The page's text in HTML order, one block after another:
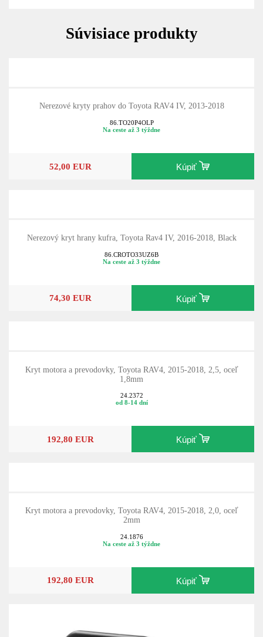
Súvisiace produkty
Nerezové kryty prahov do Toyota RAV4 IV, 2013-2018
86.TO20P4OLP
Na ceste až 3 týždne
52,00 EUR Kúpiť
Nerezový kryt hrany kufra, Toyota Rav4 IV, 2016-2018, Black
86.CROTO33UZ6B
Na ceste až 3 týždne
74,30 EUR Kúpiť
Kryt motora a prevodovky, Toyota RAV4, 2015-2018, 2,5, oceľ
1,8mm
24.2372
od 8-14 dní
192,80 EUR Kúpiť
Kryt motora a prevodovky, Toyota RAV4, 2015-2018, 2,0, oceľ
2mm
24.1876
Na ceste až 3 týždne
192,80 EUR Kúpiť